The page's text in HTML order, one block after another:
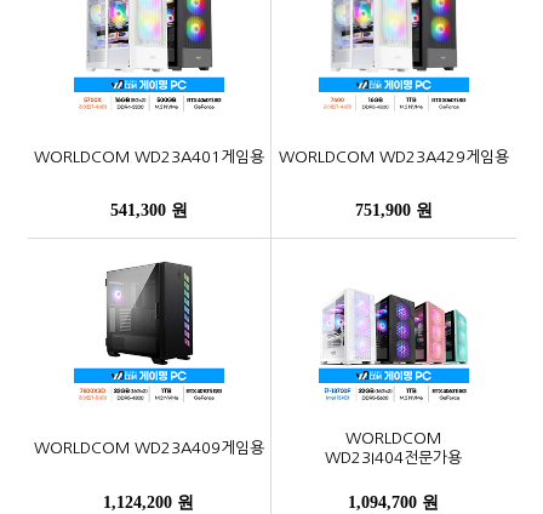
WORLDCOM WD23A401게임용
541,300 원
WORLDCOM WD23A429게임용
751,900 원
WORLDCOM WD23A409게임용
1,124,200 원
WORLDCOM
WD23I404전문가용
1,094,700 원